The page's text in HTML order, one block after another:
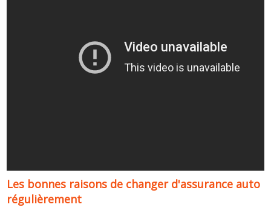
Les bonnes raisons de changer d'assurance auto
régulièrement